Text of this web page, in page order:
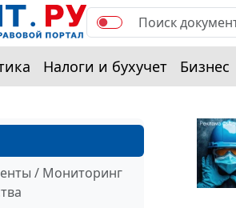
Налоги и бухучет Бизнес
/ Мониторинг